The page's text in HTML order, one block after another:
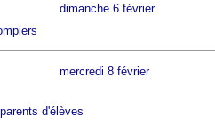
dimanche 6 février
mercredi 8 février
d'élèves